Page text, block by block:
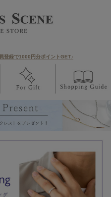
登録で1000円分ポイントGET♪